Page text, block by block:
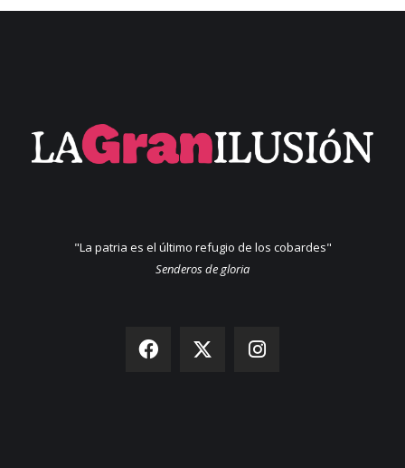
"La patria es el último refugio de los cobardes"
Senderos de gloria